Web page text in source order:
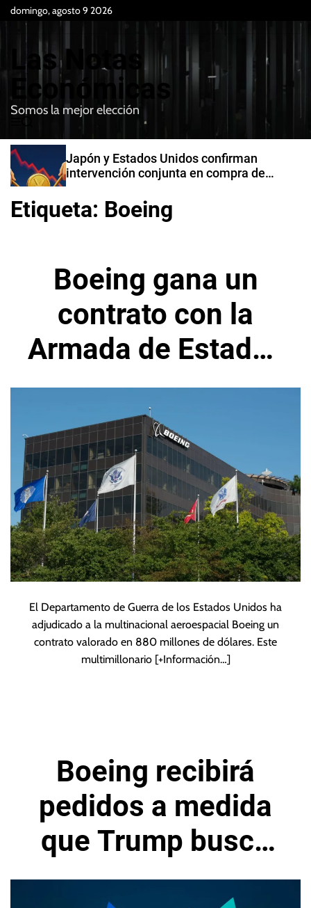
domingo, agosto 9 2026
Las Notas
Económicas
Somos la mejor elección
e
n
u
B
u
c
a
Japón y Estados Unidos confirman
intervención conjunta en compra de
Etiqueta: Boeing
Boeing gana un
contrato con la
Armada de Estados
Unidos
El Departamento de Guerra de los Estados Unidos ha
adjudicado a la multinacional aeroespacial Boeing un
contrato valorado en 880 millones de dólares. Este
multimillonario [+Información…]
Boeing recibirá
pedidos a medida
que Trump busca
acuerdos globales